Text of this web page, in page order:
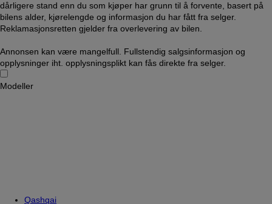
dårligere stand enn du som kjøper har grunn til å forvente, basert på
bilens alder, kjørelengde og informasjon du har fått fra selger.
Reklamasjonsretten gjelder fra overlevering av bilen.
Annonsen kan være mangelfull. Fullstendig salgsinformasjon og
opplysninger iht. opplysningsplikt kan fås direkte fra selger.
Modeller
Qashqai